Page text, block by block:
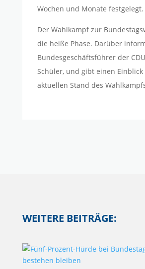
Wochen und Monate festgelegt.
Der Wahlkampf zur
die heiße Phase. Darüber
Bundesgeschäftsführer der
Schüler, und gibt einen
aktuellen Stand des
WEITERE BEITRÄGE: